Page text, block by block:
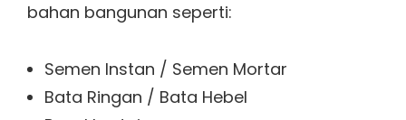
bahan bangunan seperti:
Semen Instan / Semen Mortar
Bata Ringan / Bata Hebel